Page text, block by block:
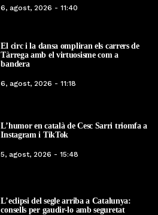
6, agost, 2026 - 11:40
El circ i la dansa ompliran els carrers de
Tàrrega amb el virtuosisme com a
bandera
6, agost, 2026 - 11:18
L’humor en català de Cesc Sarri triomfa a
Instagram i TikTok
5, agost, 2026 - 15:48
L’eclipsi del segle arriba a Catalunya:
consells per gaudir-lo amb seguretat